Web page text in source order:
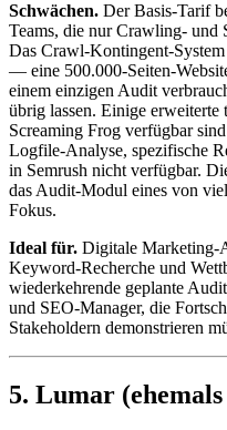
Schwächen. Der Basis-Tarif
Teams, die nur Crawling- und
Das Crawl-Kontingent-
— eine 500.000-Seiten-
einem einzigen Audit
übrig lassen. Einige erweiterte
Screaming Frog verfügbar
Logfile-Analyse, spezifische
in Semrush nicht verfügbar.
das Audit-Modul eines von
Fokus.
Ideal für. Digitale Marketing-
Keyword-Recherche und
wiederkehrende geplante
und SEO-Manager, die
Stakeholdern demonstrieren
5. Lumar